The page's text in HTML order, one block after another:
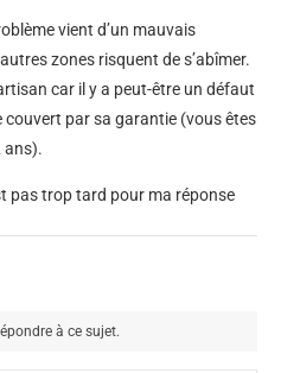
vient d’un mauvais
zones risquent de s’abîmer.
car il y a peut-être un défaut
par sa garantie (vous êtes
ans).
pas trop tard pour ma réponse
à ce sujet.